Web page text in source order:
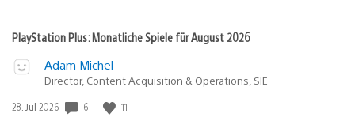
PlayStation Plus: Monatliche Spiele für August 2026
Adam Michel
Director, Content Acquisition & Operations, SIE
Veröffentlichungsdatum:
28. Jul 2026 6 11